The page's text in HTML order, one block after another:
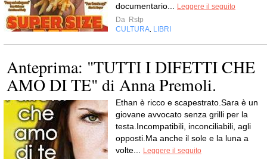
documentario... Leggere il seguito
Da Rstp
CULTURA, LIBRI
Anteprima: "TUTTI I DIFETTI CHE
AMO DI TE" di Anna Premoli.
Ethan è ricco e scapestrato.Sara è un
giovane avvocato senza grilli per la
testa.Incompatibili, inconciliabili, agli
opposti.Ma anche il sole e la luna a
volte... Leggere il seguito